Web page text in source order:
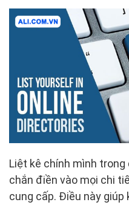
Liệt kê chính mình
chắn điền vào mọi chi
cung cấp. Điều này giúp